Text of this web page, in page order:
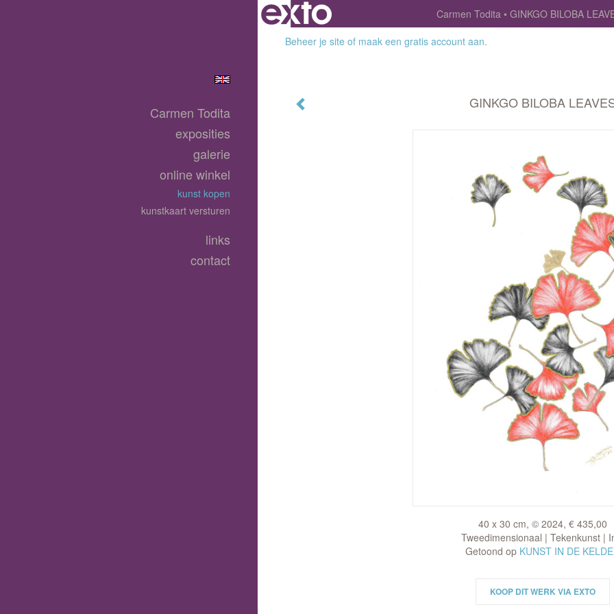
Carmen Todita
GINKGO BILOBA
Beheer je site of maak een gratis account aan.
GINKGO BILOBA
40 x 30 cm, © 2024, € 435,00
Tweedimensionaal | Tekenkunst |
Getoond op KUNST IN DE
KOOP DIT WERK VIA EXTO
Carmen Todita
exposities
galerie
online winkel
kunst kopen
kunstkaart versturen
links
contact